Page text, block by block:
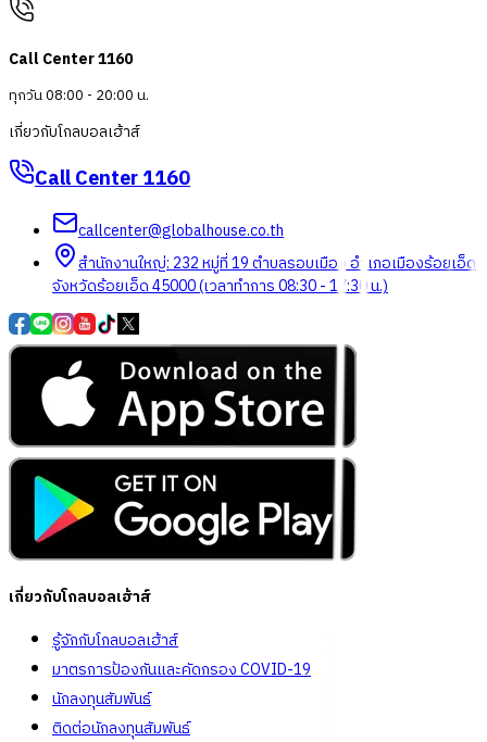
Call Center 1160
ทุกวัน 08:00 - 20:00 น.
เกี่ยวกับโกลบอลเฮ้าส์
Call Center1160
callcenter@globalhouse.co.th
สำนักงานใหญ่: 232 หมู่ที่ 19 ตำบลรอบเมือง อำเภอเมืองร้อยเอ็ด
จังหวัดร้อยเอ็ด 45000 (เวลาทำการ 08:30 - 17:30 น.)
เกี่ยวกับโกลบอลเฮ้าส์
รู้จักกับโกลบอลเฮ้าส์
มาตรการป้องกันและคัดกรอง COVID-19
นักลงทุนสัมพันธ์
ติดต่อนักลงทุนสัมพันธ์